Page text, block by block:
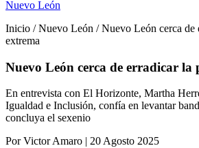
Nuevo León
Inicio / Nuevo León / Nuevo León cerca de
extrema
Nuevo León cerca de erradicar la
En entrevista con El Horizonte, Martha
Igualdad e Inclusión, confía en levantar
concluya el sexenio
Por Victor Amaro | 20 Agosto 2025